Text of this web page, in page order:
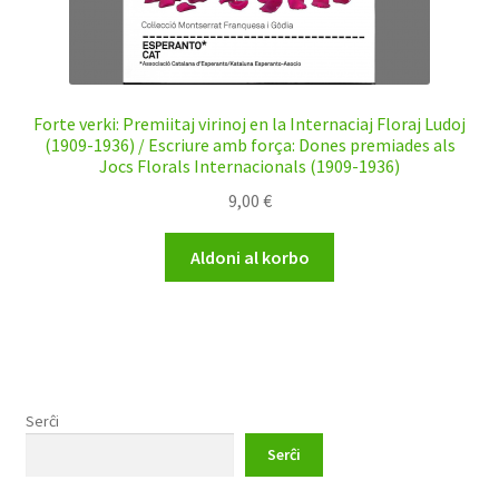
Forte verki: Premiitaj virinoj en la Internaciaj Floraj Ludoj
(1909-1936) / Escriure amb força: Dones premiades als
Jocs Florals Internacionals (1909-1936)
9,00 €
Aldoni al korbo
Serĉi
Serĉi